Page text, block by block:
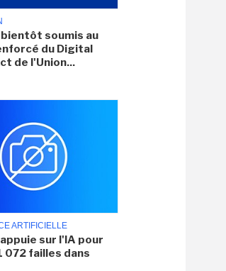
soumis au
du Digital
de l'Union...
ARTIFICIELLE
sur l'IA pour
072 failles dans